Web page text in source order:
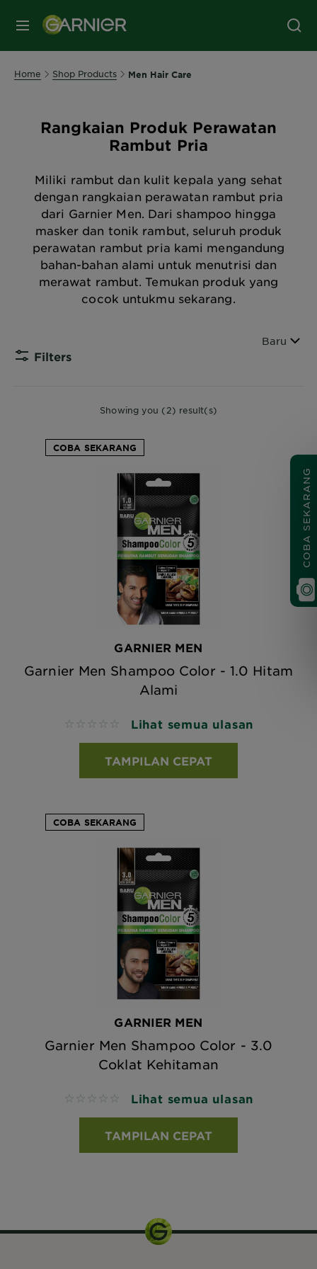
MENU
Home Shop Products Men Hair Care
Rangkaian Produk Perawatan
Rambut Pria
Miliki rambut dan kulit kepala yang sehat
dengan rangkaian perawatan rambut pria
dari Garnier Men. Dari shampoo hingga
masker dan tonik rambut, seluruh produk
perawatan rambut pria kami mengandung
bahan-bahan alami untuk menutrisi dan
merawat rambut. Temukan produk yang
cocok untukmu sekarang.
Filters
Urutkan
Baru
Showing you (2) result(s)
COBA SEKARANG
GARNIER MEN
Garnier Men Shampoo Color - 1.0 Hitam
Alami
No reviews Lihat semua ulasan
TAMPILAN CEPAT
COBA SEKARANG
GARNIER MEN
Garnier Men Shampoo Color - 3.0
Coklat Kehitaman
No reviews Lihat semua ulasan
TAMPILAN CEPAT
COBA SEKARANG